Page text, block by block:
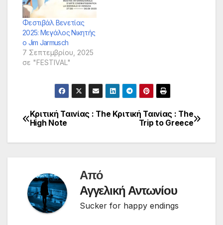
Φεστιβάλ Βενετίας
2025: Μεγάλος Νικητής
ο Jim Jarmusch
7 Σεπτεμβρίου, 2025
σε "FESTIVAL"
Πλοήγηση
άρθρων
Κριτική Ταινίας : The
Trip to Greece
Κριτική Ταινίας : The
High Note
Από
Αγγελική Αντωνίου
Sucker for happy endings